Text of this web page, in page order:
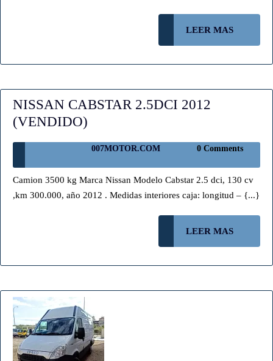
(VENDIDO)
LEER MAS
MAS
NISSAN CABSTAR 2.5DCI 2012
(VENDIDO)
2.5DCI
2012
(VENDIDO)
007MOTOR.COM 007MOTOR.COM
0 Comments
Camion 3500 kg Marca Nissan Modelo Cabstar 2.5 dci, 130 cv
,km 300.000, año 2012 . Medidas interiores caja: longitud – {...}
LEER MAS
MAS